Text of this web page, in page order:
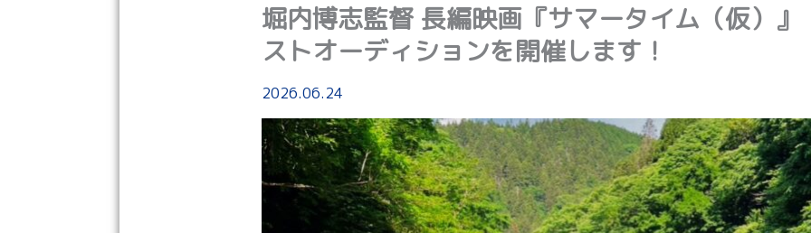
堀内博志監督 長編映画『サマータイム（仮）』
ストオーディションを開催します！
2026.06.24